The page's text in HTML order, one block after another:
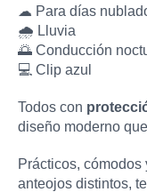
☁ Para días
🌧 Lluvia
🌅 Conducción
💻 Clip azul
Todos con
diseño moderno
Prácticos,
anteojos distintos,